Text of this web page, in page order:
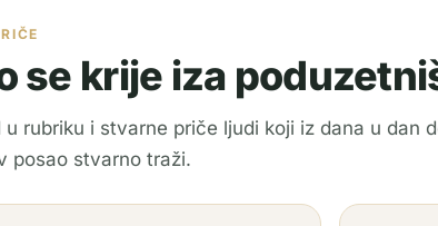
se krije iza
u rubriku i stvarne priče ljudi koji iz dana u dan
posao stvarno traži.